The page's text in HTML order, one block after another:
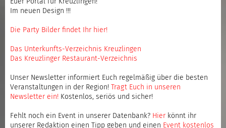
Euer Portal für Kreuzlingen!
Im neuen Design !!!
Die Party Bilder findet Ihr hier!
Das Unterkunfts-Verzeichnis Kreuzlingen
Das Kreuzlinger Restaurant-Verzeichnis
Unser Newsletter informiert Euch regelmäßig über die besten
Veranstaltungen in der Region!
Tragt Euch in unseren
Newsletter ein! Kostenlos, seriös und sicher!
Fehlt noch ein Event in unserer Datenbank? Hier könnt ihr
unserer Redaktion einen Tipp geben und einen Event kostenlos